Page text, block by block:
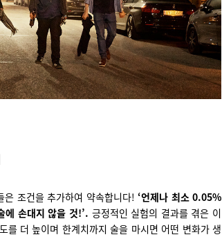
조건을 추가하여 약속합니다! ‘언제나 최소 0.05%
에 손대지 않을 것!’. 긍정적인 실험의 결과를 겪은 이
를 더 높이며 한계치까지 술을 마시면 어떤 변화가 생